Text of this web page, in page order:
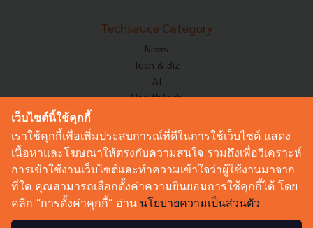
Techsauce Category
News
Tech & Biz
AI
HealthTech
Corp Innov
Saucy Thoughts
Based On
Sustainable
Videos
Podcast
เว็บไซต์นี้ใช้คุกกี้
เราใช้คุกกี้เพื่อเพิ่มประสบการณ์ที่ดีในการใช้เว็บไซต์ แสดง
เนื้อหาและโฆษณาให้ตรงกับความสนใจ รวมถึงเพื่อวิเคราะห์
การเข้าใช้งานเว็บไซต์และทำความเข้าใจว่าผู้ใช้งานมาจาก
ที่ใด คุณสามารถเลือกตั้งค่าความยินยอมการใช้คุกกี้ได้ โดย
คลิก “การตั้งค่าคุกกี้” อ่าน นโยบายความเป็นส่วนตัว